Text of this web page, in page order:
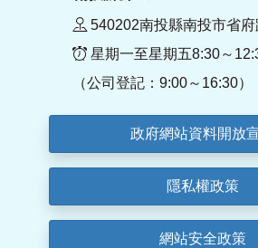
540202南投縣南投市省府
星期一至星期五8:30～
（公司登記：9:00～16:30）
政府網站資料開放
隱私權政策
網站安全政策